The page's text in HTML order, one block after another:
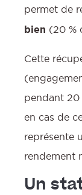
permet de
bien (20 %
Cette
pendant 20
en cas de
représente
rendement
Un